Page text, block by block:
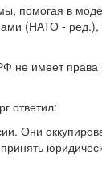
помогая в
(НАТО -
не имеет
ответил:
Они